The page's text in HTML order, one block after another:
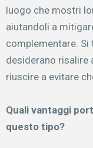
luogo che mostri
aiutandoli a
complementare. Si
desiderano risalire
riuscire a evitare
Quali vantaggi
questo tipo?